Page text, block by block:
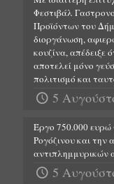
Φεστιβάλ
Προϊόντων του
διοργάνωση,
κουζίνα, απέδειξε
αποτελεί μόνο
πολιτισμό και
5
Έργο 750.000 ευρώ
Ρογόζινου και
5